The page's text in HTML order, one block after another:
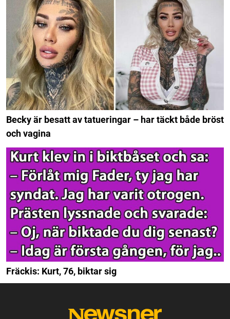
Becky är besatt av tatueringar – har täckt både bröst
och vagina
Fräckis: Kurt, 76, biktar sig